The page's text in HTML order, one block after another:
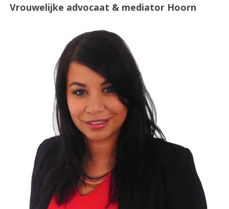
Vrouwelijke advocaat & mediator Hoorn